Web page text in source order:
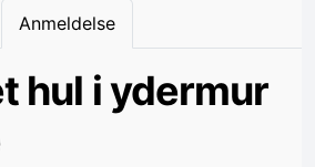
Anmeldelse
hul i ydermur